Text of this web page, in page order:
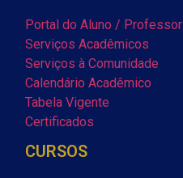
Portal do Aluno / Professor
Serviços Acadêmicos
Serviços à Comunidade
Calendário Acadêmico
Tabela Vigente
Certificados
CURSOS